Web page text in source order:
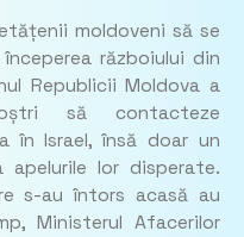
moldoveni să se
războiului din
Republicii Moldova a
să contacteze
în Israel, însă doar un
lor disperate.
s-au întors acasă au
Ministerul Afacerilor